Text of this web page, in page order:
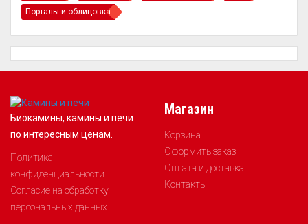
Порталы и облицовка
Биокамины, камины и печи
по интересным ценам.
Политика
конфиденциальности
Согласие на обработку
персональных данных
Магазин
Корзина
Оформить заказ
Оплата и доставка
Контакты